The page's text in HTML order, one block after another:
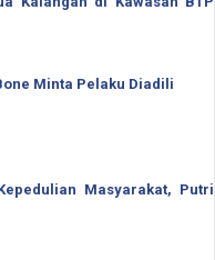
Minta Pelaku Diadili
Masyarakat, Putri